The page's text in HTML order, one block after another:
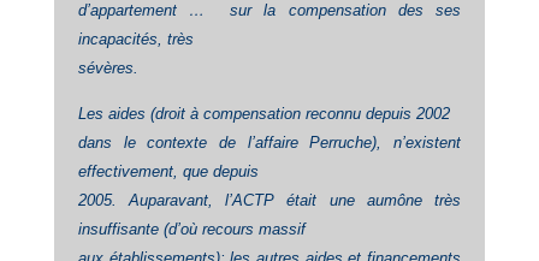
d’appartement … sur la compensation des ses
incapacités, très
sévères.
Les aides (droit à compensation reconnu depuis 2002
dans le contexte de l’affaire Perruche), n’existent
effectivement, que depuis
2005. Auparavant, l’ACTP était une aumône très
insuffisante (d’où recours massif